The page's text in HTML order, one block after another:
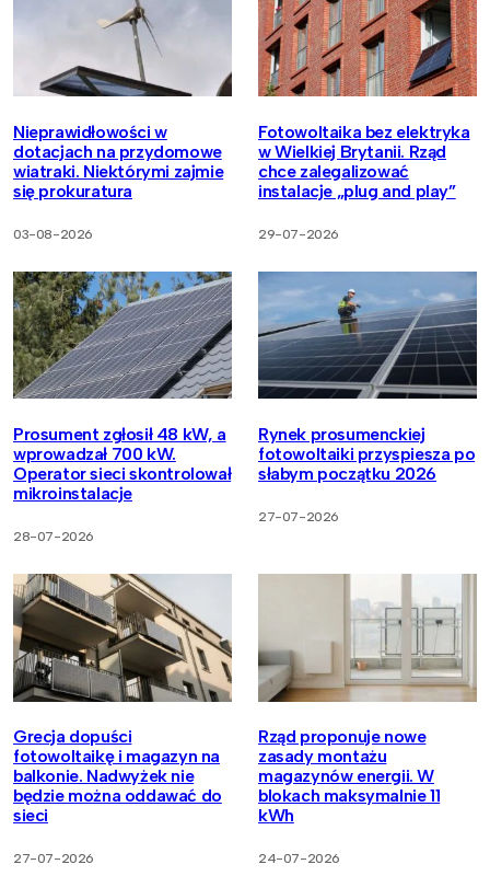
Nieprawidłowości w
dotacjach na przydomowe
wiatraki. Niektórymi zajmie
się prokuratura
03-08-2026
Fotowoltaika bez elektryka
w Wielkiej Brytanii. Rząd
chce zalegalizować
instalacje „plug and play”
29-07-2026
Prosument zgłosił 48 kW, a
wprowadzał 700 kW.
Operator sieci skontrolował
mikroinstalacje
28-07-2026
Rynek prosumenckiej
fotowoltaiki przyspiesza po
słabym początku 2026
27-07-2026
Grecja dopuści
fotowoltaikę i magazyn na
balkonie. Nadwyżek nie
będzie można oddawać do
sieci
27-07-2026
Rząd proponuje nowe
zasady montażu
magazynów energii. W
blokach maksymalnie 11
kWh
24-07-2026